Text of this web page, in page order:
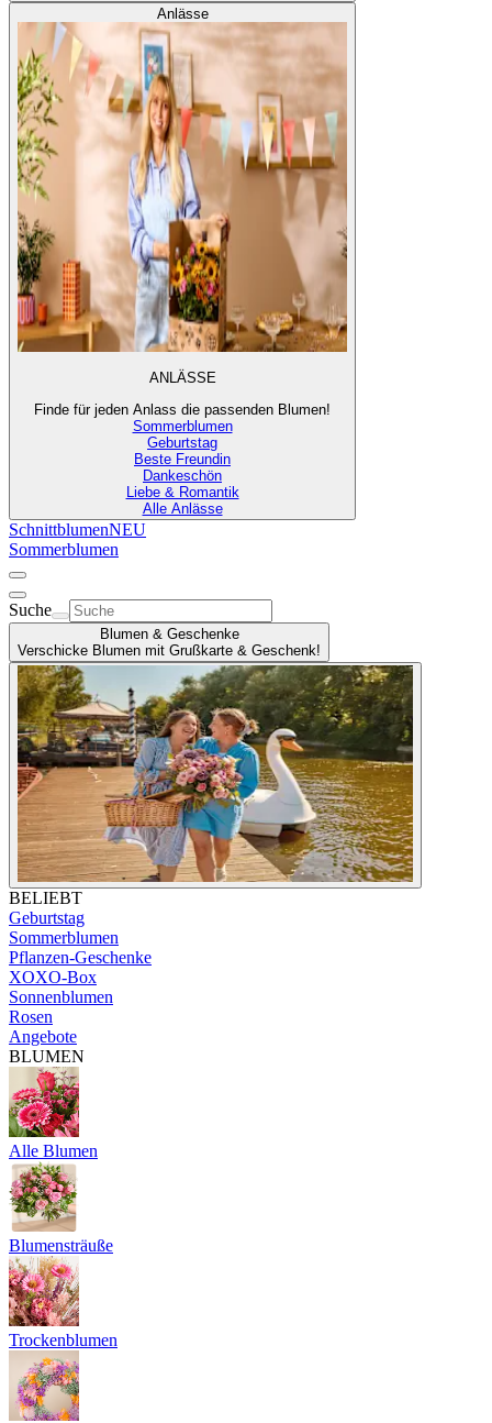
Anlässe
ANLÄSSE
Finde für jeden Anlass die passenden Blumen!
Sommerblumen
Geburtstag
Beste Freundin
Dankeschön
Liebe & Romantik
Alle Anlässe
SchnittblumenNEU
Sommerblumen
Suche
Blumen & Geschenke
Verschicke Blumen mit Grußkarte & Geschenk!
BELIEBT
Geburtstag
Sommerblumen
Pflanzen-Geschenke
XOXO-Box
Sonnenblumen
Rosen
Angebote
BLUMEN
Alle Blumen
Blumensträuße
Trockenblumen